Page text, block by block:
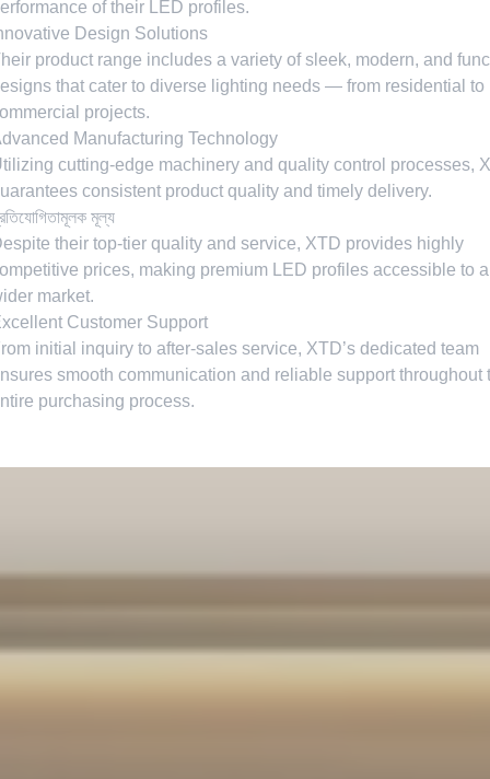
of their LED profiles.
Design Solutions
product range includes a variety of sleek, modern, and
that cater to diverse lighting needs — from residential to
projects.
Manufacturing Technology
cutting-edge machinery and quality control processes,
consistent product quality and timely delivery.
মূল্য
their top-tier quality and service, XTD provides highly
prices, making premium LED profiles accessible to a
market.
Customer Support
initial inquiry to after-sales service, XTD’s dedicated team
smooth communication and reliable support throughout
purchasing process.